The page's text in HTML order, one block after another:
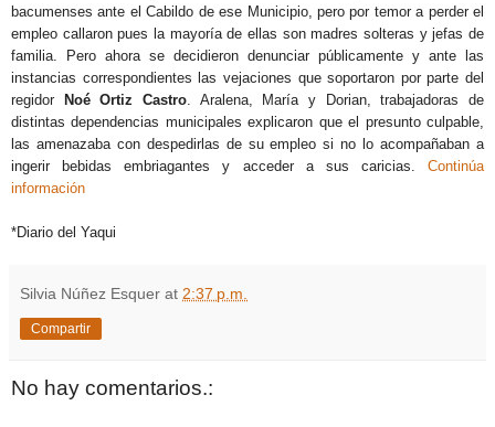
bacumenses ante el Cabildo de ese Municipio, pero por temor a perder el
empleo callaron pues la mayoría de ellas son madres solteras y jefas de
familia. Pero ahora se decidieron denunciar públicamente y ante las
instancias correspondientes las vejaciones que soportaron por parte del
regidor
Noé Ortiz Castro. Aralena, María y Dorian, trabajadoras de
distintas dependencias municipales explicaron que el presunto culpable,
las amenazaba con despedirlas de su empleo si no lo acompañaban a
ingerir bebidas embriagantes y acceder a sus caricias. Continúa
información
*Diario del Yaqui
Silvia Núñez Esquer at 2:37 p.m.
Compartir
No hay comentarios.: